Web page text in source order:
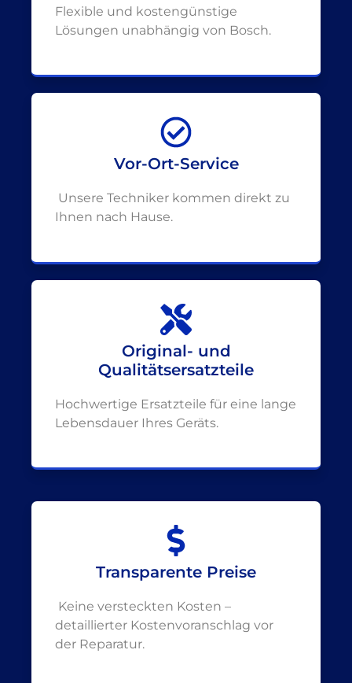
Flexible und kostengünstige
Lösungen unabhängig von Bosch.
Vor-Ort-Service
Unsere Techniker kommen direkt zu
Ihnen nach Hause.
Original- und
Qualitätsersatzteile
Hochwertige Ersatzteile für eine lange
Lebensdauer Ihres Geräts.
Transparente Preise
Keine versteckten Kosten –
detaillierter Kostenvoranschlag vor
der Reparatur.